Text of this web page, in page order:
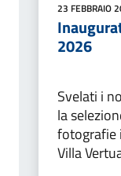
23 FEBBRAIO
2026
Svelati i
la
fotografie
Villa